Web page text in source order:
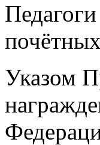
Указом